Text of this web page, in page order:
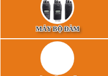
MÁY BỘ ĐÀM